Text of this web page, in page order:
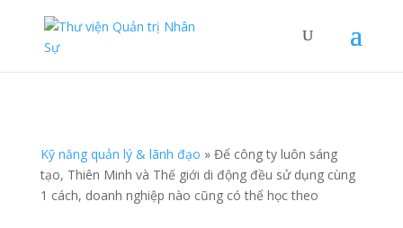
Kỹ năng quản lý & lãnh đạo » Để công ty luôn sáng
tạo, Thiên Minh và Thế giới di động đều sử dụng cùng
1 cách, doanh nghiệp nào cũng có thể học theo